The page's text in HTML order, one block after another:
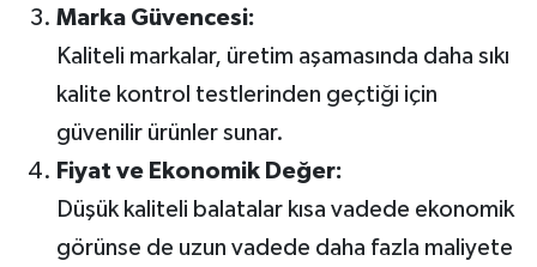
Marka Güvencesi:
Kaliteli markalar, üretim aşamasında daha sıkı
kalite kontrol testlerinden geçtiği için
güvenilir ürünler sunar.
Fiyat ve Ekonomik Değer:
Düşük kaliteli balatalar kısa vadede ekonomik
görünse de uzun vadede daha fazla maliyete